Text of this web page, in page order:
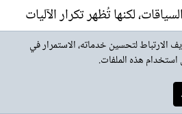
السياقات، لكنها تُظهر تكرار الآليات
الاستيطاني بشقيه الاستغلالي
التي تُحلل الحدث الفلسطيني
الارتباط لتحسين خدماته، الاستمرار في
هذه الملفات.